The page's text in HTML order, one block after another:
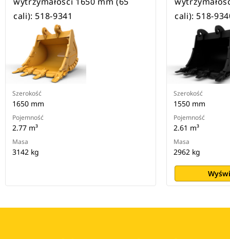
cali): 518-9341
Szerokość
1650 mm
Pojemność
2.77 m³
Masa
3142 kg
cali): 518-
Szerokość
1550 mm
Pojemność
2.61 m³
Masa
2962 kg